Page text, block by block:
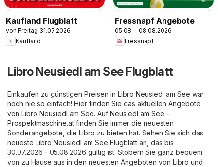
Kaufland Flugblatt
von Freitag 31.07.2026
Kaufland
Fressnapf Angebote
05.08. - 08.08.2026
Fressnapf
Libro Neusiedl am See Flugblatt
Einkaufen zu günstigen Preisen in Libro Neusiedl am See war
noch nie so einfach! Hier finden Sie das aktuellen Angebote
von Libro Neusiedl am See. Auf Neusiedl am See -
Prospektmaschine.at finden Sie immer die neuesten
Sonderangebote, die Libro zu bieten hat. Sehen Sie sich das
neueste Libro Neusiedl am See Flugblatt an, das bis
30.07.2026 - 05.08.2026 gültig ist. Stöbern Sie ganz bequem
von zu Hause aus in den neuesten Angeboten von Libro und